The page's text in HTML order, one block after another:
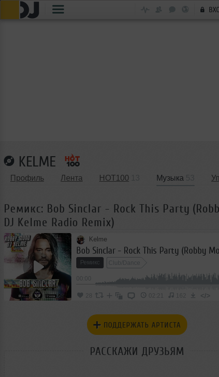
KELME
Профиль Лента HOT100 Музыка
Ремикс: Bob Sinclar - Rock This Party
DJ Kelme Radio Remix)
Kelme
Ремикс Club/Dance
28 02:21 162 </>
ПОДДЕРЖАТЬ АРТИСТА
РАССКАЖИ ДРУЗЬЯМ